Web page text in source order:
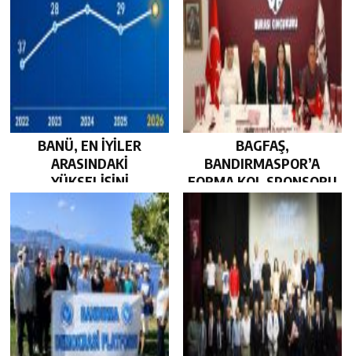
BANÜ, EN İYİLER
ARASINDAKİ
YÜKSELİŞİNİ
SÜRDÜRDÜ…
BAGFAŞ,
BANDIRMASPOR’A
FORMA KOL SPONSORU
OLARAK KUCAK AÇTI…